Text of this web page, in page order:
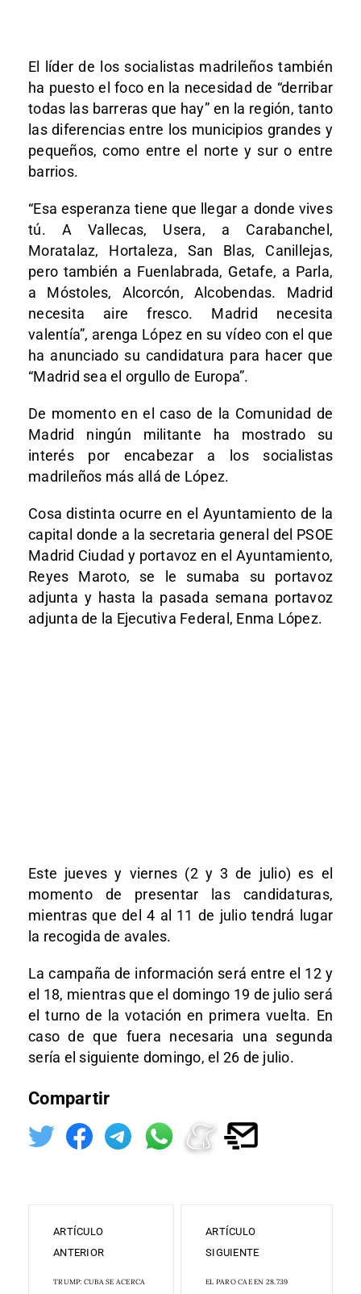
El líder de los socialistas madrileños también
ha puesto el foco en la necesidad de “derribar
todas las barreras que hay” en la región, tanto
las diferencias entre los municipios grandes y
pequeños, como entre el norte y sur o entre
barrios.
“Esa esperanza tiene que llegar a donde vives
tú. A Vallecas, Usera, a Carabanchel,
Moratalaz, Hortaleza, San Blas, Canillejas,
pero también a Fuenlabrada, Getafe, a Parla,
a Móstoles, Alcorcón, Alcobendas. Madrid
necesita aire fresco. Madrid necesita
valentía”, arenga López en su vídeo con el que
ha anunciado su candidatura para hacer que
“Madrid sea el orgullo de Europa”.
De momento en el caso de la Comunidad de
Madrid ningún militante ha mostrado su
interés por encabezar a los socialistas
madrileños más allá de López.
Cosa distinta ocurre en el Ayuntamiento de la
capital donde a la secretaria general del PSOE
Madrid Ciudad y portavoz en el Ayuntamiento,
Reyes Maroto, se le sumaba su portavoz
adjunta y hasta la pasada semana portavoz
adjunta de la Ejecutiva Federal, Enma López.
Este jueves y viernes (2 y 3 de julio) es el
momento de presentar las candidaturas,
mientras que del 4 al 11 de julio tendrá lugar
la recogida de avales.
La campaña de información será entre el 12 y
el 18, mientras que el domingo 19 de julio será
el turno de la votación en primera vuelta. En
caso de que fuera necesaria una segunda
sería el siguiente domingo, el 26 de julio.
Compartir
ARTÍCULO
ANTERIOR
TRUMP: CUBA SE ACERCA
ARTÍCULO
SIGUIENTE
EL PARO CAE EN 28.739